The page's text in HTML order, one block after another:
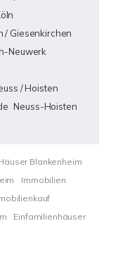
/ Giesenkirchen
Neuwerk
/ Hoisten
Neuss-Hoisten
Blankenheim
Immobilien
Einfamilienhäuser